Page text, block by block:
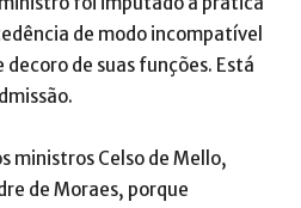
de modo incompatível
de suas funções. Está
ministros Celso de Mello,
de Moraes, porque